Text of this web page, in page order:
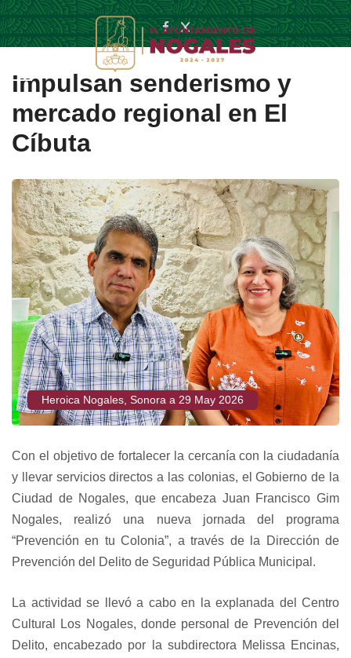
Impulsan senderismo y
mercado regional en El
Cíbuta
Heroica Nogales, Sonora a 29 May 2026
Con el objetivo de fortalecer la cercanía con la ciudadanía
y llevar servicios directos a las colonias, el Gobierno de la
Ciudad de Nogales, que encabeza Juan Francisco Gim
Nogales, realizó una nueva jornada del programa
“Prevención en tu Colonia”, a través de la Dirección de
Prevención del Delito de Seguridad Pública Municipal.
La actividad se llevó a cabo en la explanada del Centro
Cultural Los Nogales, donde personal de Prevención del
Delito, encabezado por la subdirectora Melissa Encinas,